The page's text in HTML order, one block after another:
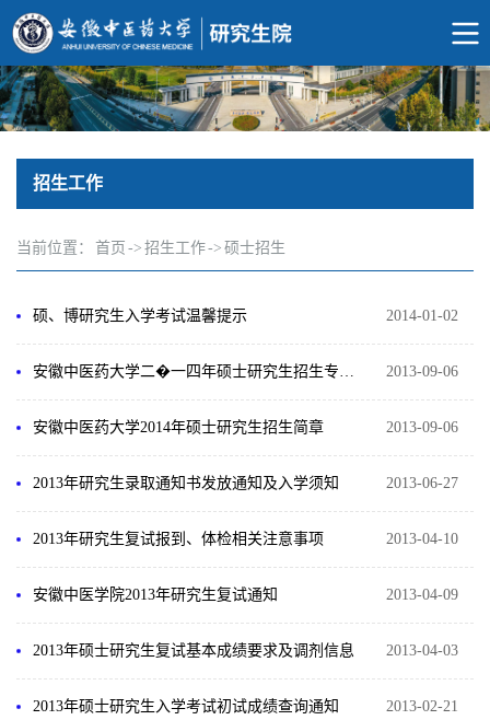
招生工作
当前位置： 首页 -> 招生工作-> 硕士招生
2014-01-02
硕、博研究生入学考试温馨提示
2013-09-06
2013-09-06
安徽中医药大学2014年硕士研究生招生简章
2013-06-27
2013年研究生录取通知书发放通知及入学须知
2013-04-10
2013年研究生复试报到、体检相关注意事项
2013-04-09
安徽中医学院2013年研究生复试通知
2013-04-03
2013年硕士研究生复试基本成绩要求及调剂信息
2013-02-21
2013年硕士研究生入学考试初试成绩查询通知